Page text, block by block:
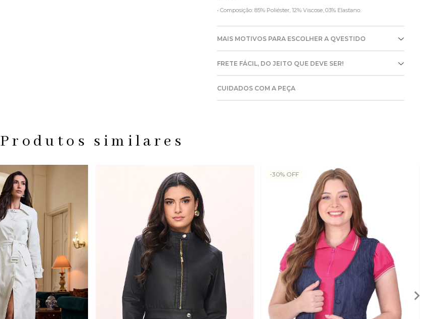
• Composição: 85% Poliéster, 12% Viscose, 03% Elastano.
MAIS MOTIVOS PARA ESCOLHER A QVESTIDO
FRETE FÁCIL, DO JEITO QUE DEVE SER!
CUIDADOS COM A PEÇA
Produtos similares
-30% OFF